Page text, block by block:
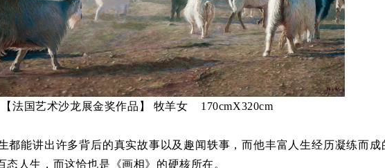
【法国艺术沙龙展金奖作品】 牧羊女 170cmX320cm
能讲出许多背后的真实故事以及趣闻轶事，而他丰富人生经历凝练而成
人生，而这恰也是《画相》的硬核所在。